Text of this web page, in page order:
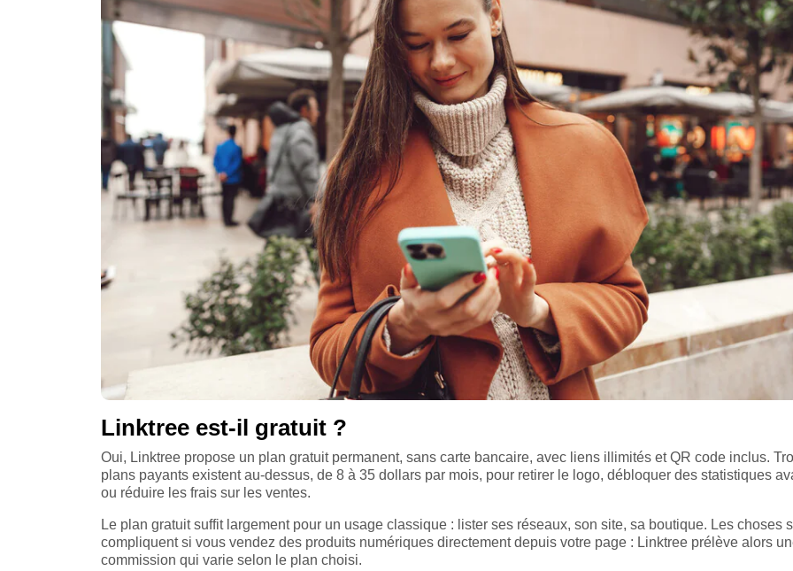
Linktree est-il gratuit ?
Oui, Linktree propose un plan gratuit permanent, sans carte bancaire, avec liens illimités et QR code inclus.
plans payants existent au-dessus, de 8 à 35 dollars par mois, pour retirer le logo, débloquer des statistiques
ou réduire les frais sur les ventes.
Le plan gratuit suffit largement pour un usage classique : lister ses réseaux, son site, sa boutique. Les choses
compliquent si vous vendez des produits numériques directement depuis votre page : Linktree prélève alors
commission qui varie selon le plan choisi.